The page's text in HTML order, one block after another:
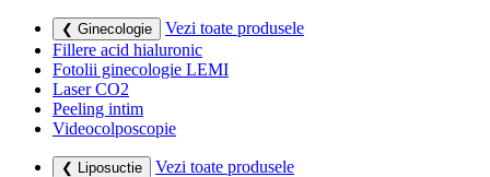
❮ Ginecologie
Vezi toate produsele
Fillere acid hialuronic
Fotolii ginecologie LEMI
Laser CO2
Peeling intim
Videocolposcopie
❮ Liposuctie
Vezi toate produsele